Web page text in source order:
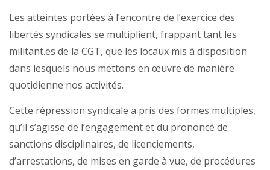
Les atteintes portées à l’encontre de l’exercice des
libertés syndicales se multiplient, frappant tant les
militant.es de la CGT, que les locaux mis à disposition
dans lesquels nous mettons en œuvre de manière
quotidienne nos activités.
Cette répression syndicale a pris des formes multiples,
qu’il s’agisse de l’engagement et du prononcé de
sanctions disciplinaires, de licenciements,
d’arrestations, de mises en garde à vue, de procédures